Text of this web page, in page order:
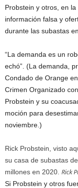
Probstein y otros, en
información falsa y
durante las subastas
“La demanda es un
echó”. (La demanda,
Condado de Orange
Crimen Organizado
Probstein y su
moción para
noviembre.)
Rick Probstein, visto
su casa de subastas
millones en 2020. Rick
Si Probstein y otros